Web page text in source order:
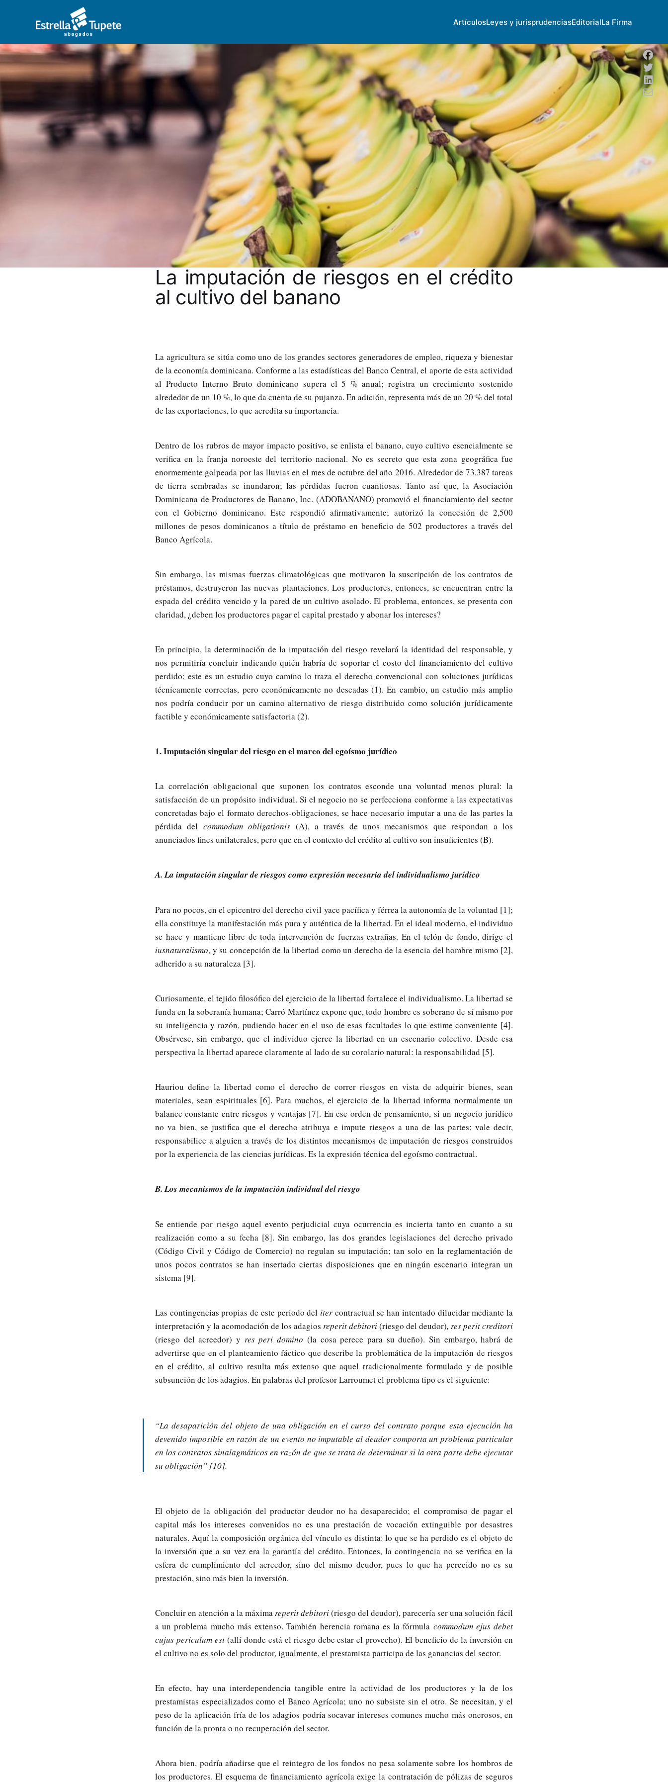
ArtículosLeyes y jurisprudenciasEditorialLa Firma
La imputación de riesgos en el crédito
al cultivo del banano
La agricultura se sitúa como uno de los grandes sectores generadores de empleo, riqueza y bienestar
de la economía dominicana. Conforme a las estadísticas del Banco Central, el aporte de esta actividad
al Producto Interno Bruto dominicano supera el 5 % anual; registra un crecimiento sostenido
alrededor de un 10 %, lo que da cuenta de su pujanza. En adición, representa más de un 20 % del total
de las exportaciones, lo que acredita su importancia.
Dentro de los rubros de mayor impacto positivo, se enlista el banano, cuyo cultivo esencialmente se
verifica en la franja noroeste del territorio nacional. No es secreto que esta zona geográfica fue
enormemente golpeada por las lluvias en el mes de octubre del año 2016. Alrededor de 73,387 tareas
de tierra sembradas se inundaron; las pérdidas fueron cuantiosas. Tanto así que, la Asociación
Dominicana de Productores de Banano, Inc. (ADOBANANO) promovió el financiamiento del sector
con el Gobierno dominicano. Este respondió afirmativamente; autorizó la concesión de 2,500
millones de pesos dominicanos a título de préstamo en beneficio de 502 productores a través del
Banco Agrícola.
Sin embargo, las mismas fuerzas climatológicas que motivaron la suscripción de los contratos de
préstamos, destruyeron las nuevas plantaciones. Los productores, entonces, se encuentran entre la
espada del crédito vencido y la pared de un cultivo asolado. El problema, entonces, se presenta con
claridad, ¿deben los productores pagar el capital prestado y abonar los intereses?
En principio, la determinación de la imputación del riesgo revelará la identidad del responsable, y
nos permitiría concluir indicando quién habría de soportar el costo del financiamiento del cultivo
perdido; este es un estudio cuyo camino lo traza el derecho convencional con soluciones jurídicas
técnicamente correctas, pero económicamente no deseadas (1). En cambio, un estudio más amplio
nos podría conducir por un camino alternativo de riesgo distribuido como solución jurídicamente
factible y económicamente satisfactoria (2).
1. Imputación singular del riesgo en el marco del egoísmo jurídico
La correlación obligacional que suponen los contratos esconde una voluntad menos plural: la
satisfacción de un propósito individual. Si el negocio no se perfecciona conforme a las expectativas
concretadas bajo el formato derechos-obligaciones, se hace necesario imputar a una de las partes la
pérdida del commodum obligationis (A), a través de unos mecanismos que respondan a los
anunciados fines unilaterales, pero que en el contexto del crédito al cultivo son insuficientes (B).
A. La imputación singular de riesgos como expresión necesaria del individualismo jurídico
Para no pocos, en el epicentro del derecho civil yace pacífica y férrea la autonomía de la voluntad [1];
ella constituye la manifestación más pura y auténtica de la libertad. En el ideal moderno, el individuo
se hace y mantiene libre de toda intervención de fuerzas extrañas. En el telón de fondo, dirige el
iusnaturalismo, y su concepción de la libertad como un derecho de la esencia del hombre mismo [2],
adherido a su naturaleza [3].
Curiosamente, el tejido filosófico del ejercicio de la libertad fortalece el individualismo. Lalibertad se
funda en la soberanía humana; Carró Martínez expone que, todo hombre es soberano de sí mismo por
su inteligencia y razón, pudiendo hacer en el uso de esas facultades lo que estime conveniente [4].
Obsérvese, sin embargo, que el individuo ejerce la libertad en un escenario colectivo. Desde esa
perspectiva la libertad aparece claramente al lado de su corolario natural: la responsabilidad [5].
Hauriou define la libertad como el derecho de correr riesgos en vista de adquirir bienes, sean
materiales, sean espirituales [6]. Para muchos, el ejercicio de la libertad informa normalmente un
balance constante entre riesgos y ventajas [7]. En ese orden de pensamiento, si un negocio jurídico
no va bien, se justifica que el derecho atribuya e impute riesgos a una de las partes; vale decir,
responsabilice a alguien a través de los distintos mecanismos de imputación de riesgos construidos
por la experiencia de las ciencias jurídicas. Es la expresión técnica del egoísmo contractual.
B. Los mecanismos de la imputación individual del riesgo
Se entiende por riesgo aquel evento perjudicial cuya ocurrencia es incierta tanto en cuanto a su
realización como a su fecha [8]. Sin embargo, las dos grandes legislaciones del derecho privado
(Código Civil y Código de Comercio) no regulan su imputación; tan solo en la reglamentación de
unos pocos contratos se han insertado ciertas disposiciones que en ningún escenario integran un
sistema [9].
Las contingencias propias de este periodo del iter contractual se han intentado dilucidar mediante la
interpretación y la acomodación de los adagios reperit debitori(riesgo del deudor), res perit creditori
(riesgo del acreedor) y res peri domino (la cosa perece para su dueño). Sin embargo, habrá de
advertirse que en el planteamiento fáctico que describe la problemática de la imputación de riesgos
en el crédito, al cultivo resulta más extenso que aquel tradicionalmente formulado y de posible
subsunción de los adagios. En palabras del profesor Larroumet el problema tipo es el siguiente:
“La desaparición del objeto de una obligación en el curso del contrato porque esta ejecución ha
devenido imposible en razón de un evento no imputable al deudor comporta un problema particular
en los contratos sinalagmáticos en razón de que se trata de determinar si la otra parte debe ejecutar
su obligación” [10].
El objeto de la obligación del productor deudor no ha desaparecido; el compromiso de pagar el
capital más los intereses convenidos no es una prestación de vocación extinguible por desastres
naturales. Aquí la composición orgánica del vínculo es distinta: lo que se ha perdido es el objeto de
la inversión que a su vez era la garantía del crédito. Entonces, la contingencia no se verifica en la
esfera de cumplimiento del acreedor, sino del mismo deudor, pues lo que ha perecido no es su
prestación, sino más bien la inversión.
Concluir en atención a la máximareperit debitori(riesgo del deudor), parecería ser una solución fácil
a un problema mucho más extenso. También herencia romana es la fórmula commodum ejus debet
cujus periculum est (allí donde está el riesgo debe estar el provecho). El beneficio de la inversión en
el cultivo no es solo del productor, igualmente, el prestamista participa de las ganancias del sector.
En efecto, hay una interdependencia tangible entre la actividad de los productores y la de los
prestamistas especializados como el Banco Agrícola; uno no subsiste sin el otro. Se necesitan, y el
peso de la aplicación fría de los adagios podría socavar intereses comunes mucho más onerosos, en
función de la pronta o no recuperación del sector.
Ahora bien, podría añadirse que el reintegro de los fondos no pesa solamente sobre los hombros de
los productores. El esquema de financiamiento agrícola exige la contratación de pólizas de seguros